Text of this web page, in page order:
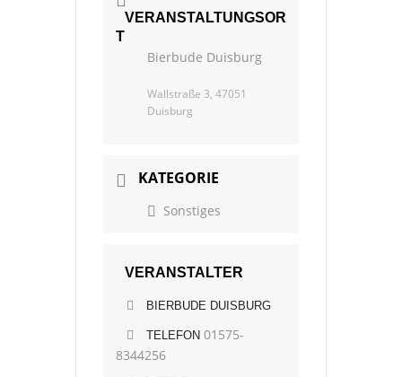
VERANSTALTUNGSOR
T
Bierbude Duisburg
Wallstraße 3, 47051
Duisburg
KATEGORIE
Sonstiges
VERANSTALTER
BIERBUDE DUISBURG
TELEFON 01575-
8344256